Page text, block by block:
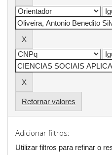
Retornar valores
Adicionar filtros:
Utilizar filtros para refinar o